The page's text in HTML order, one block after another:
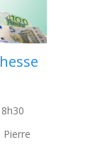
Pierre